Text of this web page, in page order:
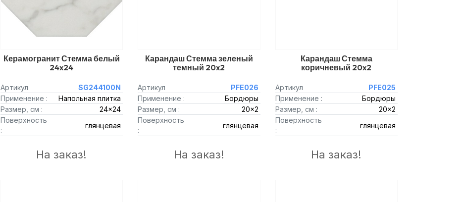
Керамогранит Стемма белый
24x24
Артикул
SG244100N
Применение :
Напольная плитка
Размер, см :
24x24
Поверхность
:
глянцевая
На заказ!
Карандаш Стемма зеленый
темный 20x2
Артикул
PFE026
Применение :
Бордюры
Размер, см :
20x2
Поверхность
:
глянцевая
На заказ!
Карандаш Стемма
коричневый 20x2
Артикул
PFE025
Применение :
Бордюры
Размер, см :
20x2
Поверхность
:
глянцевая
На заказ!